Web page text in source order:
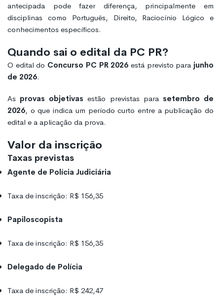
antecipada pode fazer diferença, principalmente em
disciplinas como Português, Direito, Raciocínio Lógico e
conhecimentos específicos.
Quando sai o edital da PC PR?
O edital do Concurso PC PR 2026 está previsto para junho
de 2026.
As provas objetivas estão previstas para setembro de
2026, o que indica um período curto entre a publicação do
edital e a aplicação da prova.
Valor da inscrição
Taxas previstas
Agente de Polícia Judiciária
Taxa de inscrição: R$ 156,35
Papiloscopista
Taxa de inscrição: R$ 156,35
Delegado de Polícia
Taxa de inscrição: R$ 242,47